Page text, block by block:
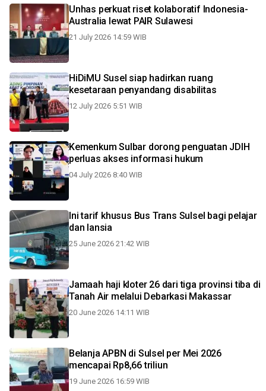
Unhas perkuat riset kolaboratif Indonesia-
Australia lewat PAIR Sulawesi
21 July 2026 14:59 WIB
HiDiMU Susel siap hadirkan ruang
kesetaraan penyandang disabilitas
12 July 2026 5:51 WIB
Kemenkum Sulbar dorong penguatan JDIH
perluas akses informasi hukum
04 July 2026 8:40 WIB
Ini tarif khusus Bus Trans Sulsel bagi pelajar
dan lansia
25 June 2026 21:42 WIB
Jamaah haji kloter 26 dari tiga provinsi tiba di
Tanah Air melalui Debarkasi Makassar
20 June 2026 14:11 WIB
Belanja APBN di Sulsel per Mei 2026
mencapai Rp8,66 triliun
19 June 2026 16:59 WIB